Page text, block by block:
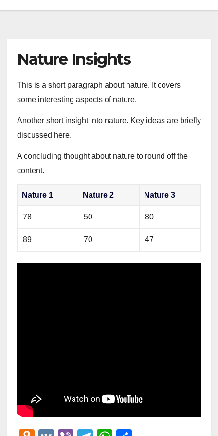
Nature Insights
This is a short paragraph about nature. It covers
some interesting aspects of nature.
Another short insight into nature. Key ideas are briefly
discussed here.
A concluding thought about nature to round off the
content.
Nature 1 Nature 2 Nature 3
78 50 80
89 70 47